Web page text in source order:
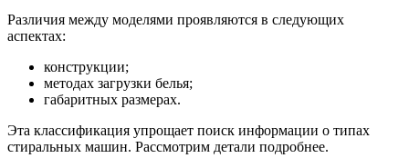
Различия между моделями проявляются в следующих
аспектах:
конструкции;
методах загрузки белья;
габаритных размерах.
Эта классификация упрощает поиск информации о типах
стиральных машин. Рассмотрим детали подробнее.